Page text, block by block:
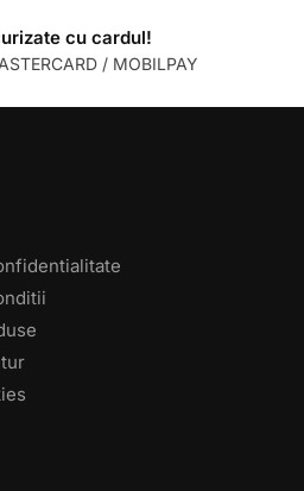
cu cardul!
/ MOBILPAY